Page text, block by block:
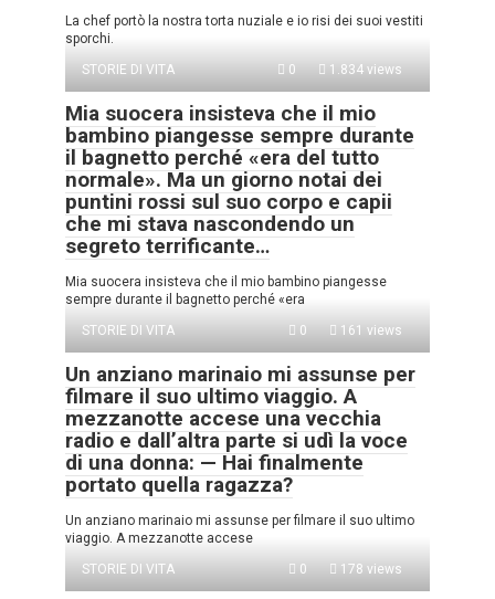
La chef portò la nostra torta nuziale e io risi dei suoi vestiti
sporchi.
STORIE DI VITA
0 1.834 views
Mia suocera insisteva che il mio
bambino piangesse sempre durante
il bagnetto perché «era del tutto
normale». Ma un giorno notai dei
puntini rossi sul suo corpo e capii
che mi stava nascondendo un
segreto terrificante…
Mia suocera insisteva che il mio bambino piangesse
sempre durante il bagnetto perché «era
STORIE DI VITA
0 161 views
Un anziano marinaio mi assunse per
filmare il suo ultimo viaggio. A
mezzanotte accese una vecchia
radio e dall’altra parte si udì la voce
di una donna: — Hai finalmente
portato quella ragazza?
Un anziano marinaio mi assunse per filmare il suo ultimo
viaggio. A mezzanotte accese
STORIE DI VITA
0 178 views